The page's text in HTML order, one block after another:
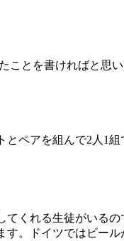
とを書ければと思い
ペアを組んで2人1組
てくれる生徒がいる
。ドイツではビール